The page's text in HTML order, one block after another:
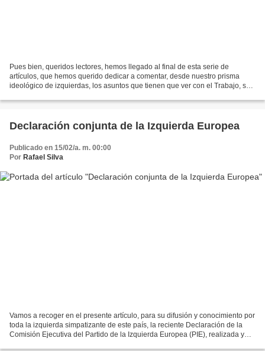
Pues bien, queridos lectores, hemos llegado al final de esta serie de
artículos, que hemos querido dedicar a comentar, desde nuestro prisma
ideológico de izquierdas, los asuntos que tienen que ver con el Trabajo, su
Declaración conjunta de la Izquierda Europea
Publicado en 15/02/a. m. 00:00
Por Rafael Silva
Vamos a recoger en el presente artículo, para su difusión y conocimiento por
toda la izquierda simpatizante de este país, la reciente Declaración de la
Comisión Ejecutiva del Partido de la Izquierda Europea (PIE), realizada y